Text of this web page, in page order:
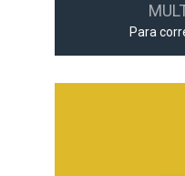
Para